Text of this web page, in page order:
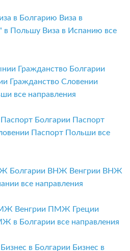
в Болгарию Виза в
в Польшу Виза в Испанию все
Гражданство Болгарии
Гражданство Словении
все направления
Паспорт Болгарии Паспорт
Паспорт Польши все
Болгарии ВНЖ Венгрии ВНЖ
все направления
Венгрии ПМЖ Греции
в Болгарии все направления
Бизнес в Болгарии Бизнес в